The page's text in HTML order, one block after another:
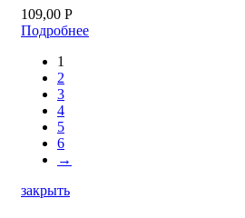
закрыть
109,00 Р
Подробнее
1
2
3
4
5
6
→